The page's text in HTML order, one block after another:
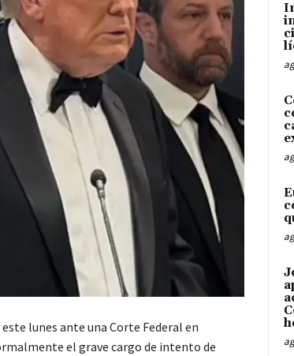
lunes ante una Corte Federal en
el grave cargo de intento de